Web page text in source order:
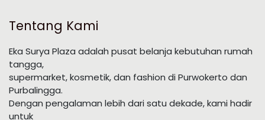
Tentang Kami
Eka Surya Plaza adalah pusat belanja kebutuhan rumah
tangga,
supermarket, kosmetik, dan fashion di Purwokerto dan
Purbalingga.
Dengan pengalaman lebih dari satu dekade, kami hadir
untuk